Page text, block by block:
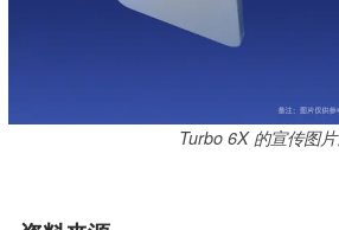
Turbo 6X 的宣传图片